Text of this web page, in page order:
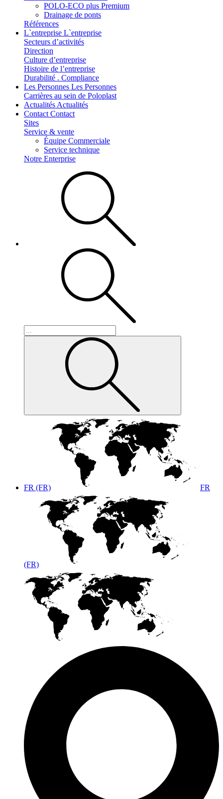
POLO-ECO plus Premium
Drainage de ponts
Références
L`entreprise L`entreprise
Secteurs d’activités
Direction
Culture d’entreprise
Histoire de l’entreprise
Durabilité . Compliance
Les Personnes Les Personnes
Carrières au sein de Poloplast
Actualités Actualités
Contact Contact
Sites
Service & vente
Équipe Commerciale
Service technique
Notre Enterprise
FR (FR) FR
(FR)